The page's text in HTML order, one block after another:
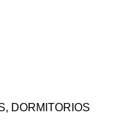
DORMITORIOS